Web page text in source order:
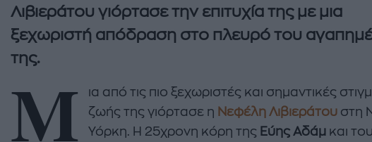
Λιβιεράτου γιόρτασε την επιτυχία της με μια
ξεχωριστή απόδραση στο πλευρό του
της.
Μ
ια από τις πιο ξεχωριστές και σημαντικές
ζωής της γιόρτασε η Νεφέλη Λιβιεράτου στη
Υόρκη. Η 25χρονη κόρη της Εύης Αδάμ και
Majenco's Point of View
A STORY BY KORI